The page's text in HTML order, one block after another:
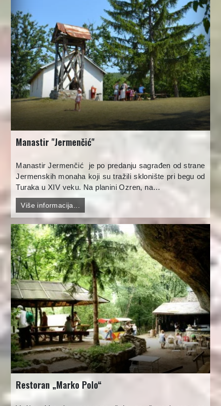
Manastir "Jermenčić"
Manastir Jermenčić je po predanju sagrađen od strane
Jermenskih monaha koji su tražili sklonište pri begu od
Turaka u XIV veku. Na planini Ozren, na…
Više informacija...
Restoran „Marko Polo“